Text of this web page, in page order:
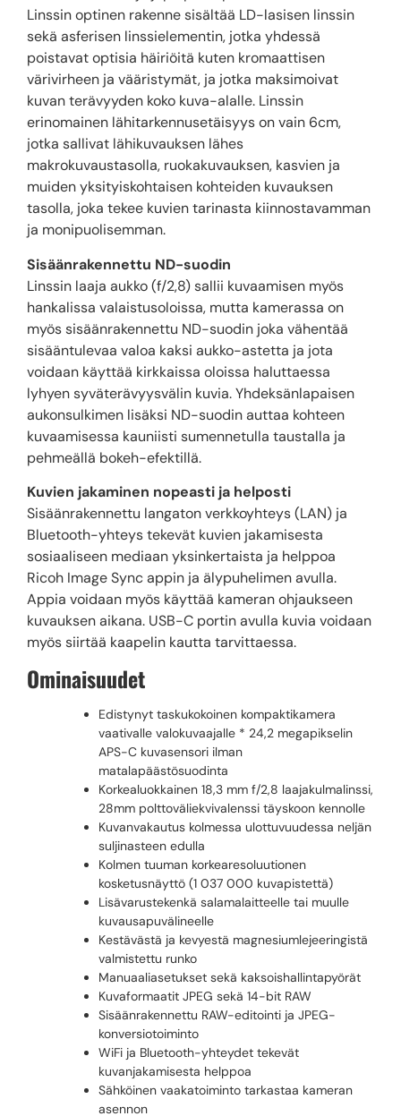
Linssin optinen rakenne sisältää LD-lasisen linssin
sekä asferisen linssielementin, jotka yhdessä
poistavat optisia häiriöitä kuten kromaattisen
värivirheen ja vääristymät, ja jotka maksimoivat
kuvan terävyyden koko kuva-alalle. Linssin
erinomainen lähitarkennusetäisyys on vain 6cm,
jotka sallivat lähikuvauksen lähes
makrokuvaustasolla, ruokakuvauksen, kasvien ja
muiden yksityiskohtaisen kohteiden kuvauksen
tasolla, joka tekee kuvien tarinasta kiinnostavamman
ja monipuolisemman.
Sisäänrakennettu ND-suodin
Linssin laaja aukko (f/2,8) sallii kuvaamisen myös
hankalissa valaistusoloissa, mutta kamerassa on
myös sisäänrakennettu ND-suodin joka vähentää
sisääntulevaa valoa kaksi aukko-astetta ja jota
voidaan käyttää kirkkaissa oloissa haluttaessa
lyhyen syväterävyysvälin kuvia. Yhdeksänlapaisen
aukonsulkimen lisäksi ND-suodin auttaa kohteen
kuvaamisessa kauniisti sumennetulla taustalla ja
pehmeällä bokeh-efektillä.
Kuvien jakaminen nopeasti ja helposti
Sisäänrakennettu langaton verkkoyhteys (LAN) ja
Bluetooth-yhteys tekevät kuvien jakamisesta
sosiaaliseen mediaan yksinkertaista ja helppoa
Ricoh Image Sync appin ja älypuhelimen avulla.
Appia voidaan myös käyttää kameran ohjaukseen
kuvauksen aikana. USB-C portin avulla kuvia voidaan
myös siirtää kaapelin kautta tarvittaessa.
Ominaisuudet
Edistynyt taskukokoinen kompaktikamera
vaativalle valokuvaajalle * 24,2 megapikselin
APS-C kuvasensori ilman
matalapäästösuodinta
Korkealuokkainen 18,3 mm f/2,8 laajakulmalinssi,
28mm polttoväliekvivalenssi täyskoon kennolle
Kuvanvakautus kolmessa ulottuvuudessa neljän
suljinasteen edulla
Kolmen tuuman korkearesoluutionen
kosketusnäyttö (1 037 000 kuvapistettä)
Lisävarustekenkä salamalaitteelle tai muulle
kuvausapuvälineelle
Kestävästä ja kevyestä magnesiumlejeeringistä
valmistettu runko
Manuaaliasetukset sekä kaksoishallintapyörät
Kuvaformaatit JPEG sekä 14-bit RAW
Sisäänrakennettu RAW-editointi ja JPEG-
konversiotoiminto
WiFi ja Bluetooth-yhteydet tekevät
kuvanjakamisesta helppoa
Sähköinen vaakatoiminto tarkastaa kameran
asennon